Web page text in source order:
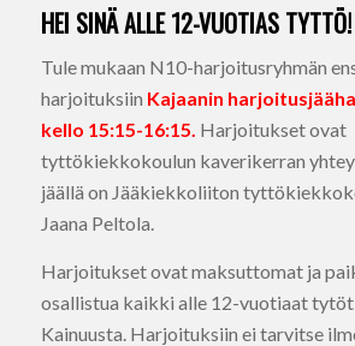
HEI SINÄ ALLE 12-VUOTIAS TYTTÖ!
Tule mukaan N10-harjoitusryhmän
harjoituksiin Kajaanin
kello 15:15-16:15. Harjoitukset ovat
tyttökiekkokoulun kaverikerran
jäällä on Jääkiekkoliiton
Jaana Peltola.
Harjoitukset ovat maksuttomat ja
osallistua kaikki alle 12-vuotiaat
Kainuusta. Harjoituksiin ei tarvitse